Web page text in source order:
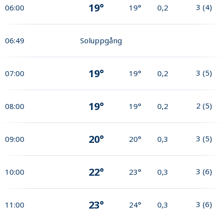
06:00 19° 19° 0,2 3 (4)
06:49 Soluppgång
07:00 19° 19° 0,2 3 (5)
08:00 19° 19° 0,2 2 (5)
09:00 20° 20° 0,3 3 (5)
10:00 22° 23° 0,3 3 (6)
11:00 23° 24° 0,3 3 (6)